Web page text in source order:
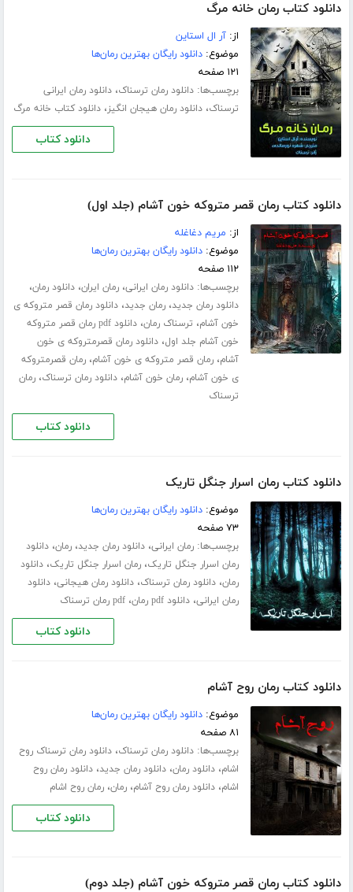
دانلود کتاب رمان خانه مرگ
از:آر ال استاین
موضوع:دانلود رایگان بهترین رمان‌ها
۱۲۱ صفحه
برچسب‌ها:دانلود رمان ترسناک،دانلود رمان ایرانی
ترسناک،دانلود رمان هیجان انگیز،دانلود کتاب خانه مرگ
دانلود کتاب
دانلود کتاب رمان قصر متروکه خون آشام (جلد اول)
از: مریم دغاغله
موضوع:دانلود رایگان بهترین رمان‌ها
۱۱۲ صفحه
برچسب‌ها:دانلود رمان ایرانی،رمان ایران،دانلود رمان،
دانلود رمان جدید،رمان جدید،دانلود رمان قصر متروکه ی
خون آشام، ترسناک رمان،
دانلود pdf رمان قصر متروکه
خون آشام جلد اول،دانلود رمان قصرمتروکه ی خون
آشام،رمان قصر متروکه ی خون آشام،رمان قصرمتروکه
ی خون آشام،رمان خون آشام،دانلود رمان ترسناک،رمان
ترسناک
دانلود کتاب
دانلود کتاب رمان اسرار جنگل تاریک
موضوع:دانلود رایگان بهترین رمان‌ها
۷۳ صفحه
برچسب‌ها:رمان ایرانی،دانلود رمان جدید،رمان،دانلود
رمان اسرار جنگل تاریک،رمان اسرار جنگل تاریک،دانلود
رمان،دانلود رمان ترسناک،دانلود رمان هیجانی،دانلود
رمان ایرانی،دانلود pdf رمان ،pdf رمان ترسناک
دانلود کتاب
دانلود کتاب رمان روح آشام
موضوع:دانلود رایگان بهترین رمان‌ها
۸۱ صفحه
برچسب‌ها:دانلود رمان ترسناک،دانلود رمان ترسناک روح
اشام،دانلود رمان،دانلود رمان جدید،دانلود رمان روح
اشام،دانلود رمان روح آشام،رمان،رمان روح اشام
دانلود کتاب
دانلود کتاب رمان قصر متروکه خون آشام (جلد دوم)